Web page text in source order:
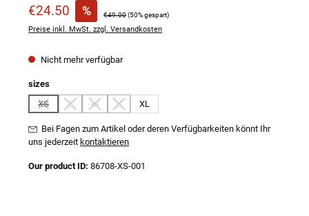
Verkaufspreis:
€24.50 % Regulärer Preis:
€49.00(50% gespart)
Preise inkl. MwSt. zzgl. Versandkosten
Nicht mehr verfügbar
sizesauswählen
XS
(Diese Option ist zurzeit nicht verfügbar.)
S
(Diese Option ist zurzeit nicht verfügbar.)
M
(Diese Option ist zurzeit nicht verfügbar.)
L
(Diese Option ist zurzeit nicht verfügbar.)
XL
Bei Fagen zum Artikel oder deren Verfügbarkeiten könnt Ihr
uns jederzeit kontaktieren
Our product ID: 86708-XS-001